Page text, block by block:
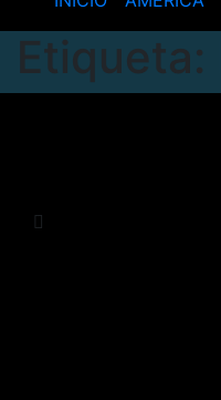
Etiqueta: